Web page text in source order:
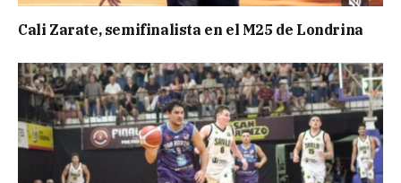
Cali Zarate, semifinalista en el M25 de Londrina